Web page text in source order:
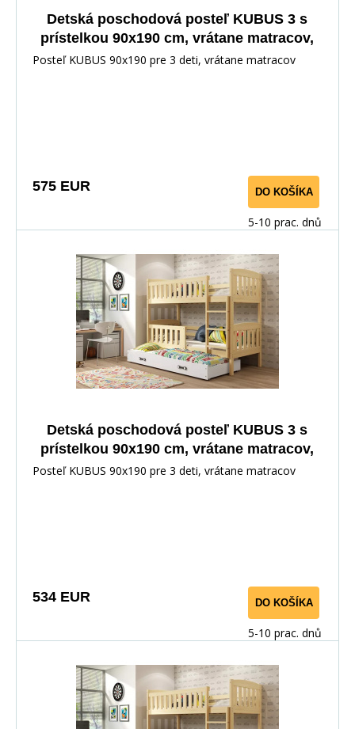
Detská poschodová posteľ KUBUS 3 s
prístelkou 90x190 cm, vrátane matracov,
Biela/Grafitová
Posteľ KUBUS 90x190 pre 3 deti, vrátane matracov
575 EUR DO KOŠÍKA
5-10 prac. dnů
Detská poschodová posteľ KUBUS 3 s
prístelkou 90x190 cm, vrátane matracov,
Prírodná/Biela
Posteľ KUBUS 90x190 pre 3 deti, vrátane matracov
534 EUR DO KOŠÍKA
5-10 prac. dnů